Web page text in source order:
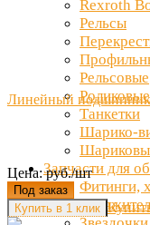
Rexroth
Рельсы
Рельсовые
Роликовые
Танкетки
Шарико-
Запчасти для
Фитинги,
Линейный подшипник
Цена: руб./шт
Под заказ